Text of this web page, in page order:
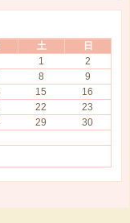
土 日
1
2
8
9
15
16
22
23
29
30